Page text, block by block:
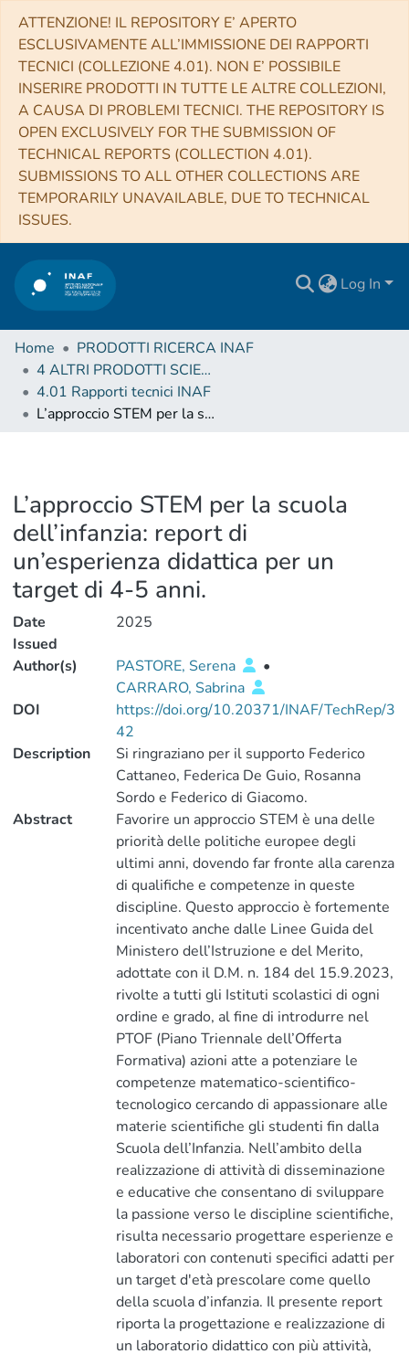
ATTENZIONE! IL REPOSITORY E’ APERTO
ESCLUSIVAMENTE ALL’IMMISSIONE DEI RAPPORTI
TECNICI (COLLEZIONE 4.01). NON E’ POSSIBILE
INSERIRE PRODOTTI IN TUTTE LE ALTRE COLLEZIONI,
A CAUSA DI PROBLEMI TECNICI. THE REPOSITORY IS
OPEN EXCLUSIVELY FOR THE SUBMISSION OF
TECHNICAL REPORTS (COLLECTION 4.01).
SUBMISSIONS TO ALL OTHER COLLECTIONS ARE
TEMPORARILY UNAVAILABLE, DUE TO TECHNICAL
ISSUES.
Log In
Home
PRODOTTI RICERCA INAF
4 ALTRI PRODOTTI SCIENTIFICI (Other scientific products)
4.01 Rapporti tecnici INAF
L’approccio STEM per la scuola dell’infanzia: report di un’esperienza didattica per un target di 4-5 anni.
L’approccio STEM per la scuola
dell’infanzia: report di
un’esperienza didattica per un
target di 4-5 anni.
Date
Issued
2025
Author(s) PASTORE, Serena
•
CARRARO, Sabrina
DOI
https://doi.org/10.20371/INAF/TechRep/3
42
Description
Si ringraziano per il supporto Federico
Cattaneo, Federica De Guio, Rosanna
Sordo e Federico di Giacomo.
Abstract
Favorire un approccio STEM è una delle
priorità delle politiche europee degli
ultimi anni, dovendo far fronte alla carenza
di qualifiche e competenze in queste
discipline. Questo approccio è fortemente
incentivato anche dalle Linee Guida del
Ministero dell’Istruzione e del Merito,
adottate con il D.M. n. 184 del 15.9.2023,
rivolte a tutti gli Istituti scolastici di ogni
ordine e grado, al fine di introdurre nel
PTOF (Piano Triennale dell’Offerta
Formativa) azioni atte a potenziare le
competenze matematico-scientifico-
tecnologico cercando di appassionare alle
materie scientifiche gli studenti fin dalla
Scuola dell’Infanzia. Nell’ambito della
realizzazione di attività di disseminazione
e educative che consentano di sviluppare
la passione verso le discipline scientifiche,
risulta necessario progettare esperienze e
laboratori con contenuti specifici adatti per
un target d'età prescolare come quello
della scuola d’infanzia. Il presente report
riporta la progettazione e realizzazione di
un laboratorio didattico con più attività,